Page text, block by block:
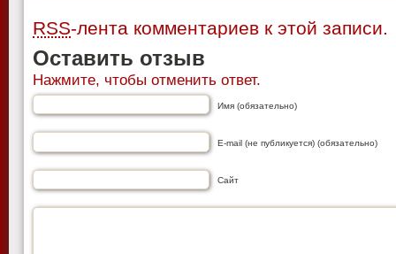
RSS-лента комментариев к этой записи.
Оставить отзыв
Нажмите, чтобы отменить ответ.
Имя (обязательно)
E-mail (не публикуется) (обязательно)
Сайт